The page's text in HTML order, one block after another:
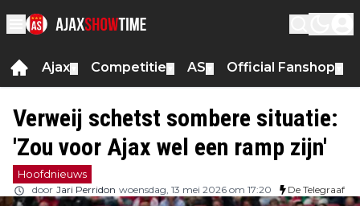
Ajax Competitie AS Official Fanshop
Verweij schetst sombere situatie:
'Zou voor Ajax wel een ramp zijn'
Hoofdnieuws
door Jari Perridon woensdag, 13 mei 2026 om 17:20 De Telegraaf